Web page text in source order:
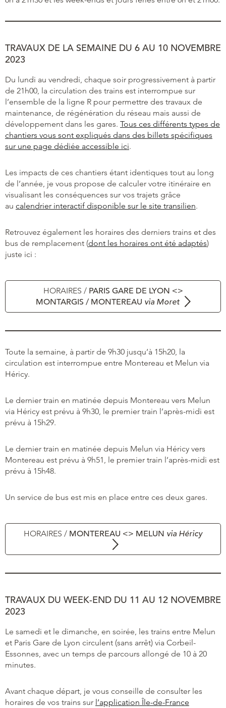
TRAVAUX DE LA SEMAINE DU 6 AU 10 NOVEMBRE
2023
Du lundi au vendredi, chaque soir progressivement à partir
de 21h00, la circulation des trains est interrompue sur
l’ensemble de la ligne R pour permettre des travaux de
maintenance, de régénération du réseau mais aussi de
développement dans les gares. Tous ces différents types de
chantiers vous sont expliqués dans des billets spécifiques
sur une page dédiée accessible ici.
Les impacts de ces chantiers étant identiques tout au long
de l’année, je vous propose de calculer votre itinéraire en
visualisant les conséquences sur vos trajets grâce
au calendrier interactif disponible sur le site transilien.
Retrouvez également les horaires des derniers trains et des
bus de remplacement (dont les horaires ont été adaptés)
juste ici :
HORAIRES / PARIS GARE DE LYON <>
MONTARGIS / MONTEREAU via Moret
Toute la semaine, à partir de 9h30 jusqu’à 15h20, la
circulation est interrompue entre Montereau et Melun via
Héricy.
Le dernier train en matinée depuis Montereau vers Melun
via Héricy est prévu à 9h30, le premier train l’après-midi est
prévu à 15h29.
Le dernier train en matinée depuis Melun via Héricy vers
Montereau est prévu à 9h51, le premier train l’après-midi est
prévu à 15h48.
Un service de bus est mis en place entre ces deux gares.
HORAIRES / MONTEREAU <> MELUN via Héricy
TRAVAUX DU WEEK-END DU 11 AU 12 NOVEMBRE
2023
Le samedi et le dimanche, en soirée, les trains entre Melun
et Paris Gare de Lyon circulent (sans arrêt) via Corbeil-
Essonnes, avec un temps de parcours allongé de 10 à 20
minutes.
Avant chaque départ, je vous conseille de consulter les
horaires de vos trains sur l’application Île-de-France